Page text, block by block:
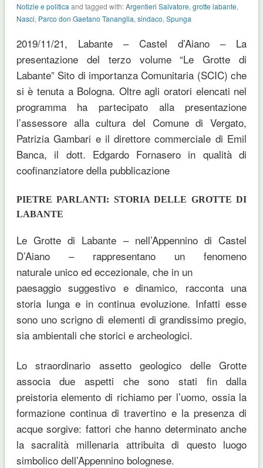
Notizie e politica and tagged with:Argentieri Salvatore, grotte labante,
Nasci, Parco don Gaetano Tananglia, sindaco, Spunga
2019/11/21, Labante – Castel d’Aiano – La
presentazione del terzo volume “Le Grotte di
Labante” Sito di importanza Comunitaria (SCIC) che
si è tenuta a Bologna. Oltre agli oratori elencati nel
programma ha partecipato alla presentazione
l’assessore alla cultura del Comune di Vergato,
Patrizia Gambari e il direttore commerciale di Emil
Banca, il dott. Edgardo Fornasero in qualità di
coofinanziatore della pubblicazione
PIETRE PARLANTI: STORIA DELLE GROTTE DI
LABANTE
Le Grotte di Labante – nell’Appennino di Castel
D’Aiano – rappresentano un fenomeno
naturale unico ed eccezionale, che in un
paesaggio suggestivo e dinamico, racconta una
storia lunga e in continua evoluzione. Infatti esse
sono uno scrigno di elementi di grandissimo pregio,
sia ambientali che storici e archeologici.
Lo straordinario assetto geologico delle Grotte
associa due aspetti che sono stati fin dalla
preistoria elemento di richiamo per l’uomo, ossia la
formazione continua di travertino e la presenza di
acque sorgive: fattori che hanno determinato anche
la sacralità millenaria attribuita di questo luogo
simbolico dell’Appennino bolognese.